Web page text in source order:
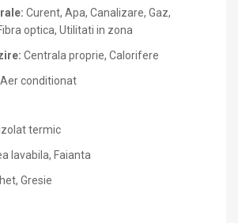
Curent, Apa, Canalizare, Gaz,
optica, Utilitati in zona
Centrala proprie, Calorifere
Aer conditionat
termic
lavabila, Faianta
Gresie